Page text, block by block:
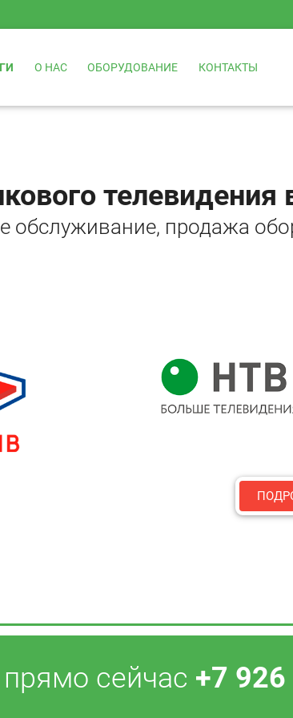
О НАС ОБОРУДОВАНИЕ КОНТАКТЫ
телевидения
обслуживание, продажа
сейчас +7